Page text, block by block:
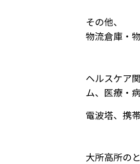
その他、
物流倉庫・
ヘルスケア
ム、 医療・
電波塔、携
大所高所の